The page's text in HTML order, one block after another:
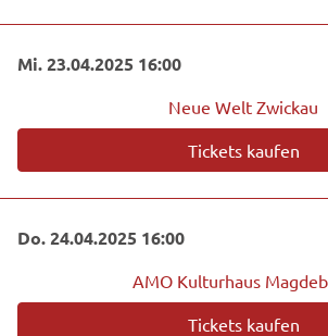
Mi. 23.04.2025 16:00
Neue Welt Zwickau
Tickets kaufen
Do. 24.04.2025 16:00
AMO Kulturhaus
Tickets kaufen